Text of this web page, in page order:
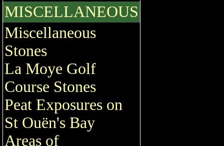
MISCELLANEOUS
Miscellaneous
Stones
La Moye Golf
Course Stones
Peat Exposures on
St Ouën's Bay
Areas of